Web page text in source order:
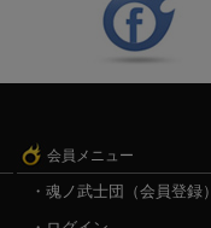
会員メニュー
魂ノ武士団（会員登録）